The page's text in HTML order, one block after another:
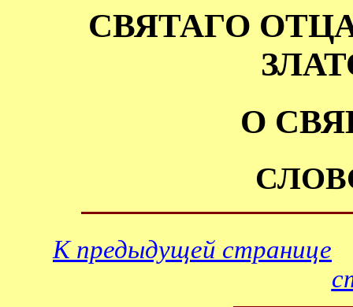
СВЯТАГО
О
К предыдущей странице